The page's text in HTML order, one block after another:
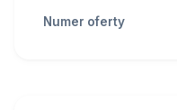
Numer oferty